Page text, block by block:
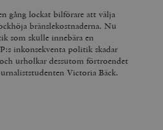
gång lockat bilförare att välja
bränslekostnaderna. Nu
som skulle innebära en
inkonsekventa politik skadar
urholkar dessutom förtroendet
Victoria Bäck.